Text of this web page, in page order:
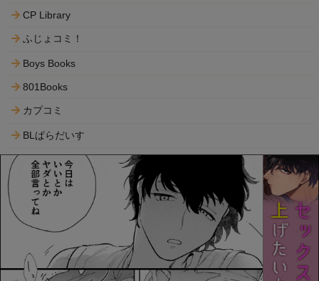
CP Library
ふじょコミ！
Boys Books
801Books
カプコミ
BLぱらだいす